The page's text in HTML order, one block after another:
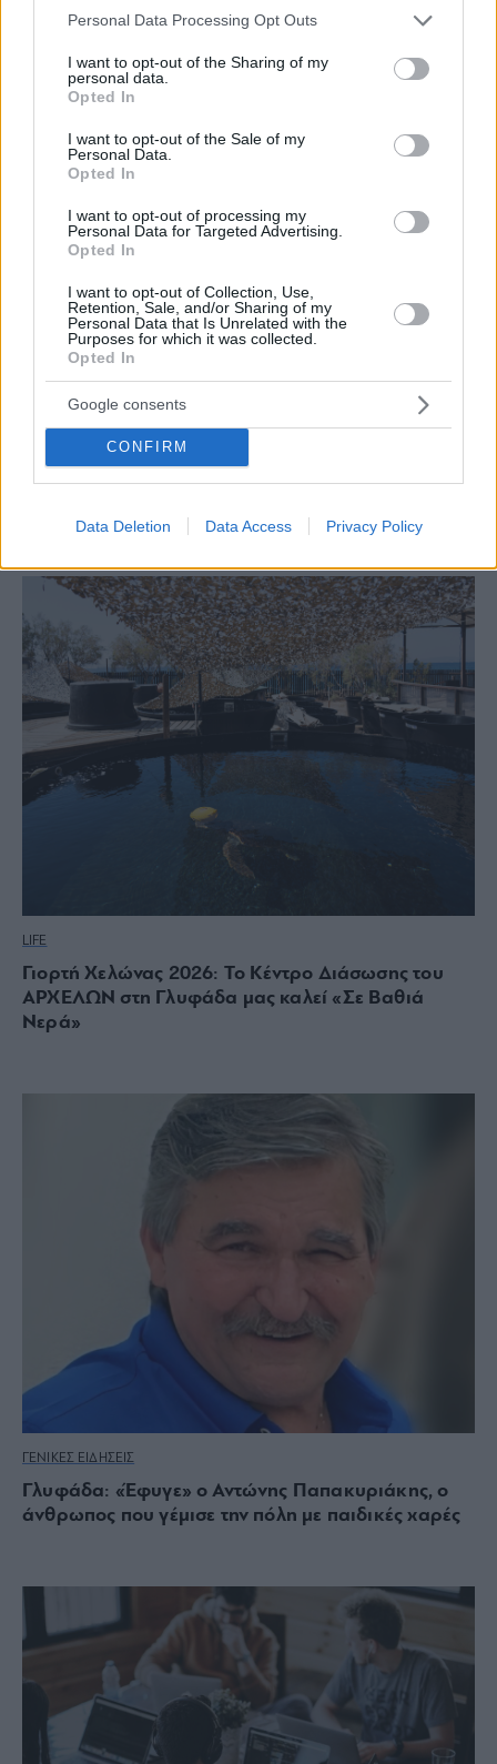
Please note that this website/app uses one or more Google
not limited to your visit or usage behaviour. You may click to
grant or deny consent to Google and its third-party tags to
use your data for below specified purposes in below Google
consent section.
Personal Data Processing Opt Outs
I want to opt-out of the Sharing of my
personal data.
Opted In
I want to opt-out of the Sale of my
Personal Data.
Opted In
I want to opt-out of processing my
Personal Data for Targeted Advertising.
Opted In
I want to opt-out of Collection, Use,
Retention, Sale, and/or Sharing of my
Personal Data that Is Unrelated with the
Purposes for which it was collected.
Opted In
Google consents
CONFIRM
Data Deletion Data Access Privacy Policy
διήμερο gardening event που κάνει την πόλη να
LIFE
Γιορτή Χελώνας 2026: Το Κέντρο Διάσωσης του
ΑΡΧΕΛΩΝ στη Γλυφάδα μας καλεί «Σε Βαθιά
Νερά»
ΓΕΝΙΚΕΣ ΕΙΔΗΣΕΙΣ
Γλυφάδα: «Έφυγε» ο Αντώνης Παπακυριάκης, ο
άνθρωπος που γέμισε την πόλη με παιδικές χαρές